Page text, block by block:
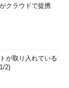
クラウドで提携
が取り入れている
2)